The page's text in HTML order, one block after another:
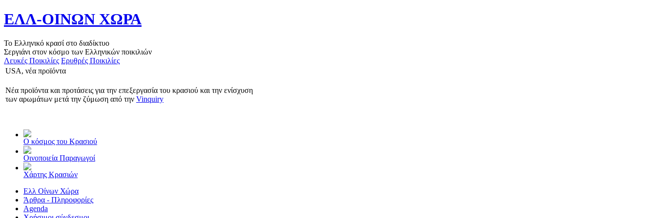
ΕΛΛ-ΟΙΝΩΝ ΧΩΡΑ
Το Ελληνικό κρασί στο διαδίκτυο
Σεργιάνι στον κόσμο των Ελληνικών ποικιλιών
Λευκές Ποικιλίες Ερυθρές Ποικιλίες
USA, νέα προïόντα
Νέα προïόντα και προτάσεις για την επεξεργασία του κρασιού και την ενίσχυση
των αρωμάτων μετά την ζύμωση από την Vinquiry
Ο κόσμος του Κρασιού
Οινοποιεία Παραγωγοί
Χάρτης Κρασιών
Ελλ Οίνων Χώρα
Άρθρα - Πληροφορίες
Agenda